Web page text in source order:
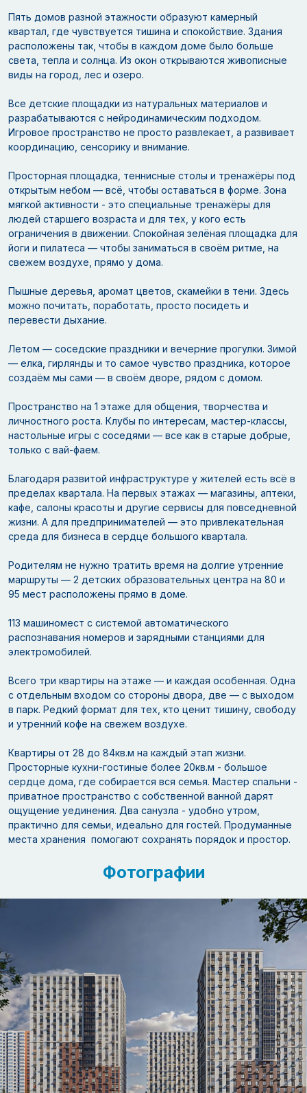
Пять домов разной этажности образуют камерный
квартал, где чувствуется тишина и спокойствие. Здания
расположены так, чтобы в каждом доме было больше
света, тепла и солнца. Из окон открываются живописные
виды на город, лес и озеро.
Все детские площадки из натуральных материалов и
разрабатываются с нейродинамическим подходом.
Игровое пространство не просто развлекает, а развивает
координацию, сенсорику и внимание.
Просторная площадка, теннисные столы и тренажёры под
открытым небом — всё, чтобы оставаться в форме. Зона
мягкой активности - это специальные тренажёры для
людей старшего возраста и для тех, у кого есть
ограничения в движении. Спокойная зелёная площадка для
йоги и пилатеса — чтобы заниматься в своём ритме, на
свежем воздухе, прямо у дома.
Пышные деревья, аромат цветов, скамейки в тени. Здесь
можно почитать, поработать, просто посидеть и
перевести дыхание.
Летом — соседские праздники и вечерние прогулки. Зимой
— елка, гирлянды и то самое чувство праздника, которое
создаём мы сами — в своём дворе, рядом с домом.
Пространство на 1 этаже для общения, творчества и
личностного роста. Клубы по интересам, мастер-классы,
настольные игры с соседями — все как в старые добрые,
только с вай-фаем.
Благодаря развитой инфраструктуре у жителей есть всё в
пределах квартала. На первых этажах — магазины, аптеки,
кафе, салоны красоты и другие сервисы для повседневной
жизни. А для предпринимателей — это привлекательная
среда для бизнеса в сердце большого квартала.
Родителям не нужно тратить время на долгие утренние
маршруты — 2 детских образовательных центра на 80 и
95 мест расположены прямо в доме.
113 машиномест с системой автоматического
распознавания номеров и зарядными станциями для
электромобилей.
Всего три квартиры на этаже — и каждая особенная. Одна
с отдельным входом со стороны двора, две — с выходом
в парк. Редкий формат для тех, кто ценит тишину, свободу
и утренний кофе на свежем воздухе.
Квартиры от 28 до 84кв.м на каждый этап жизни.
Просторные кухни-гостиные более 20кв.м - большое
сердце дома, где собирается вся семья. Мастер спальни -
приватное пространство с собственной ванной дарят
ощущение уединения. Два санузла - удобно утром,
практично для семьи, идеально для гостей. Продуманные
места хранения помогают сохранять порядок и простор.
Фотографии